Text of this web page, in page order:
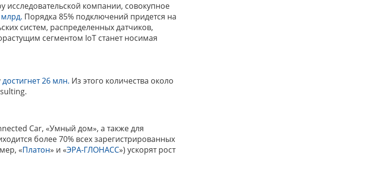
исследовательской компании, совокупное
млрд. Порядка 85% подключений придется на
систем, распределенных датчиков,
сегментом IoT станет носимая
достигнет 26 млн. Из этого количества около
Car, «Умный дом», а также для
более 70% всех зарегистрированных
«Платон» и «ЭРА-ГЛОНАСС») ускорят рост